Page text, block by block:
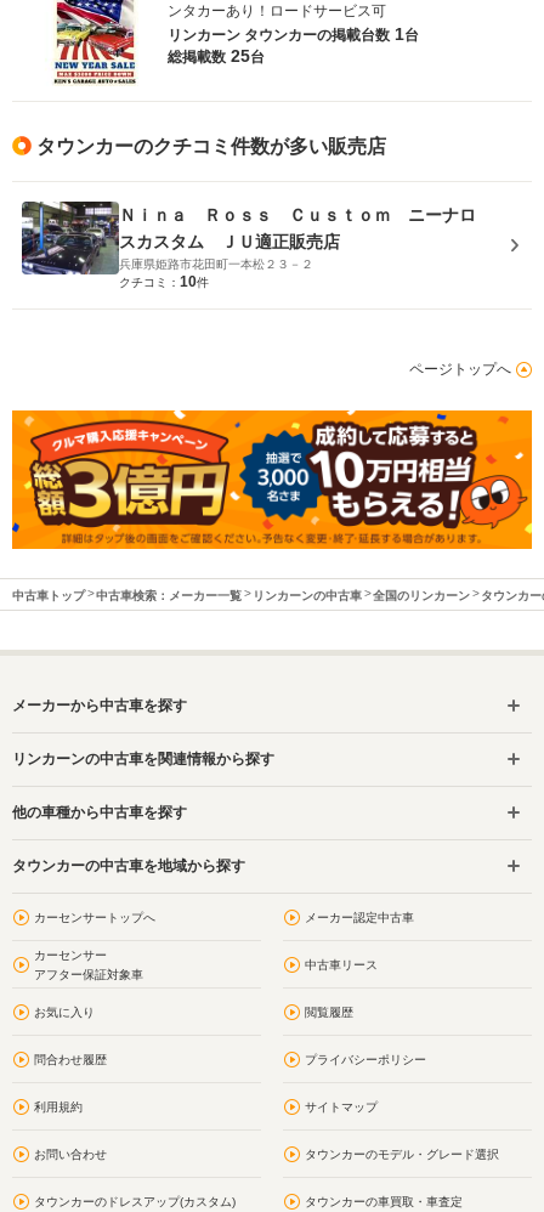
ンタカーあり！ロードサービス可
リンカーン タウンカーの掲載台数 1台
総掲載数 25台
タウンカーのクチコミ件数が多い販売店
Ｎｉｎａ Ｒｏｓｓ Ｃｕｓｔｏｍ ニーナロ
スカスタム ＪＵ適正販売店
兵庫県姫路市花田町一本松２３－２
クチコミ： 10件
ページトップへ
中古車トップ 中古車検索：メーカー一覧 リンカーンの中古車 全国のリンカーン タウンカ
メーカーから中古車を探す
リンカーンの中古車を関連情報から探す
他の車種から中古車を探す
タウンカーの中古車を地域から探す
カーセンサートップへ メーカー認定中古車
カーセンサー
アフター保証対象車
中古車リース
お気に入り 閲覧履歴
問合わせ履歴 プライバシーポリシー
利用規約 サイトマップ
お問い合わせ タウンカーのモデル・グレード選択
タウンカーのドレスアップ(カスタム) タウンカーの車買取・車査定